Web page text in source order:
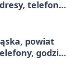
telefony,
powiat
godziny